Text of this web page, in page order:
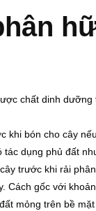
chất dinh
khi bón cho cây
tác dụng phủ đất
trước khi rải
Cách gốc với
mỏng trên bề